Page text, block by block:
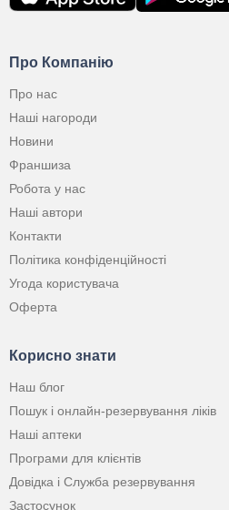
Про Компанію
Про нас
Наші нагороди
Новини
Франшиза
Робота у нас
Наші автори
Контакти
Політика конфіденційності
Угода користувача
Оферта
Корисно знати
Наш блог
Пошук і онлайн-резервування ліків
Наші аптеки
Програми для клієнтів
Довідка і Служба резервування
Застосунок